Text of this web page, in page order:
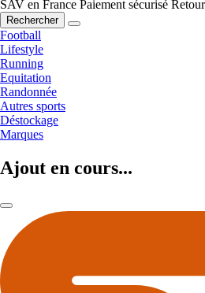
SAV en France Paiement sécurisé
Rechercher
Football
Lifestyle
Running
Equitation
Randonnée
Autres sports
Déstockage
Marques
Ajout en cours...